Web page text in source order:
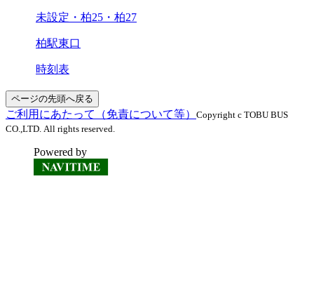
未設定・柏25・柏27
柏駅東口
時刻表
ページの先頭へ戻る
ご利用にあたって（免責について等） Copyright c TOBU BUS
CO.,LTD. All rights reserved.
Powered by